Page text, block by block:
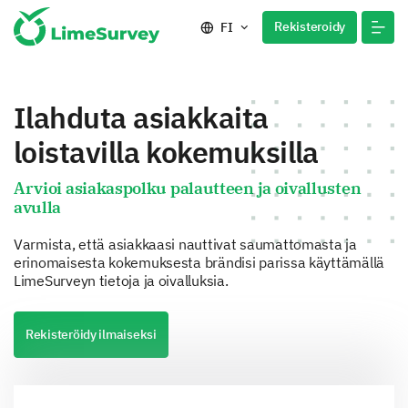
FI Rekisteroidy
Ilahduta asiakkaita
loistavilla kokemuksilla
Arvioi asiakaspolku palautteen ja oivallusten
avulla
Varmista, että asiakkaasi nauttivat saumattomasta ja
erinomaisesta kokemuksesta brändisi parissa käyttämällä
LimeSurveyn tietoja ja oivalluksia.
Rekisteröidy ilmaiseksi